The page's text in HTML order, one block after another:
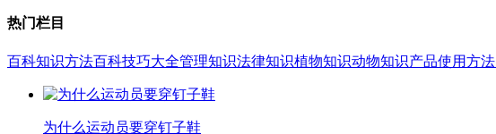
热门栏目
百科知识方法百科技巧大全管理知识法律知识植物知识动物知识产品使用方法
为什么运动员要穿钉子鞋